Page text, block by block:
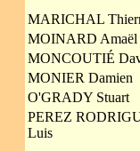
MARICHAL
MOINARD Amaël
MONCOUTIÉ
MONIER Damien
O'GRADY Stuart
PEREZ
Luis